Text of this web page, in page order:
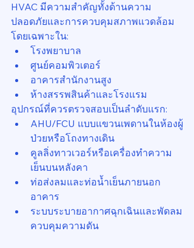
HVAC มีความสำคัญทั้งด้านความ
ปลอดภัยและการควบคุมสภาพแวดล้อม
โดยเฉพาะใน:
โรงพยาบาล
ศูนย์คอมพิวเตอร์
อาคารสำนักงานสูง
ห้างสรรพสินค้าและโรงแรม
อุปกรณ์ที่ควรตรวจสอบเป็นลำดับแรก:
AHU/FCU แบบแขวนเพดานในห้องผู้
ป่วยหรือโถงทางเดิน
คูลลิ่งทาวเวอร์หรือเครื่องทำความ
เย็นบนหลังคา
ท่อส่งลมและท่อน้ำเย็นภายนอก
อาคาร
ระบบระบายอากาศฉุกเฉินและพัดลม
ควบคุมความดัน